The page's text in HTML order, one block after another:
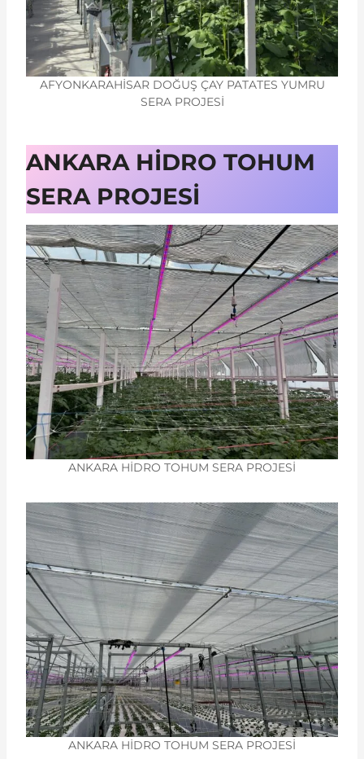
AFYONKARAHİSAR DOĞUŞ ÇAY PATATES YUMRU
SERA PROJESİ
ANKARA HİDRO TOHUM
SERA PROJESİ
ANKARA HİDRO TOHUM SERA PROJESİ
ANKARA HİDRO TOHUM SERA PROJESİ